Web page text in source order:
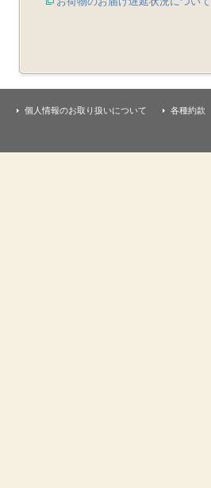
個人情報のお取り扱いについて 各種約款